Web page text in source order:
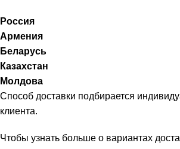
Россия
Армения
Беларусь
Казахстан
Молдова
Способ доставки подбирается
клиента.
Чтобы узнать больше о вариантах